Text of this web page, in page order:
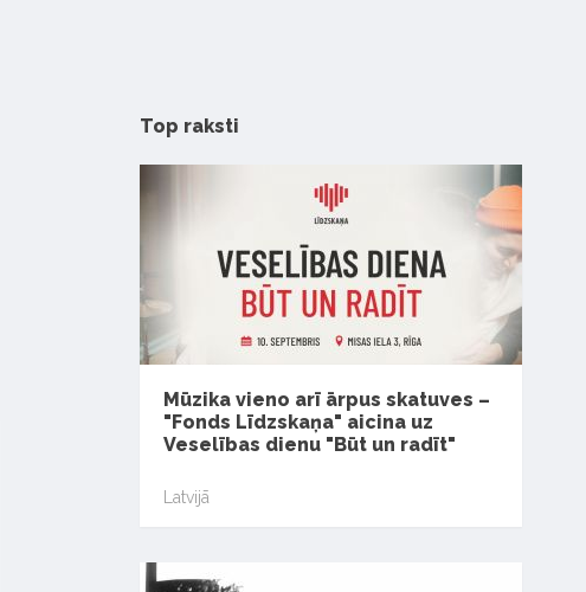
Top raksti
Mūzika vieno arī ārpus skatuves –
"Fonds Līdzskaņa" aicina uz
Veselības dienu "Būt un radīt"
Latvijā